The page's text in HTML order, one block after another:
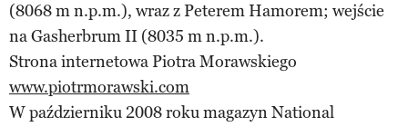
(8068 m n.p.m.), wraz z Peterem Hamorem; wejście
na Gasherbrum II (8035 m n.p.m.).
Strona internetowa Piotra Morawskiego
www.piotrmorawski.com
W październiku 2008 roku magazyn National